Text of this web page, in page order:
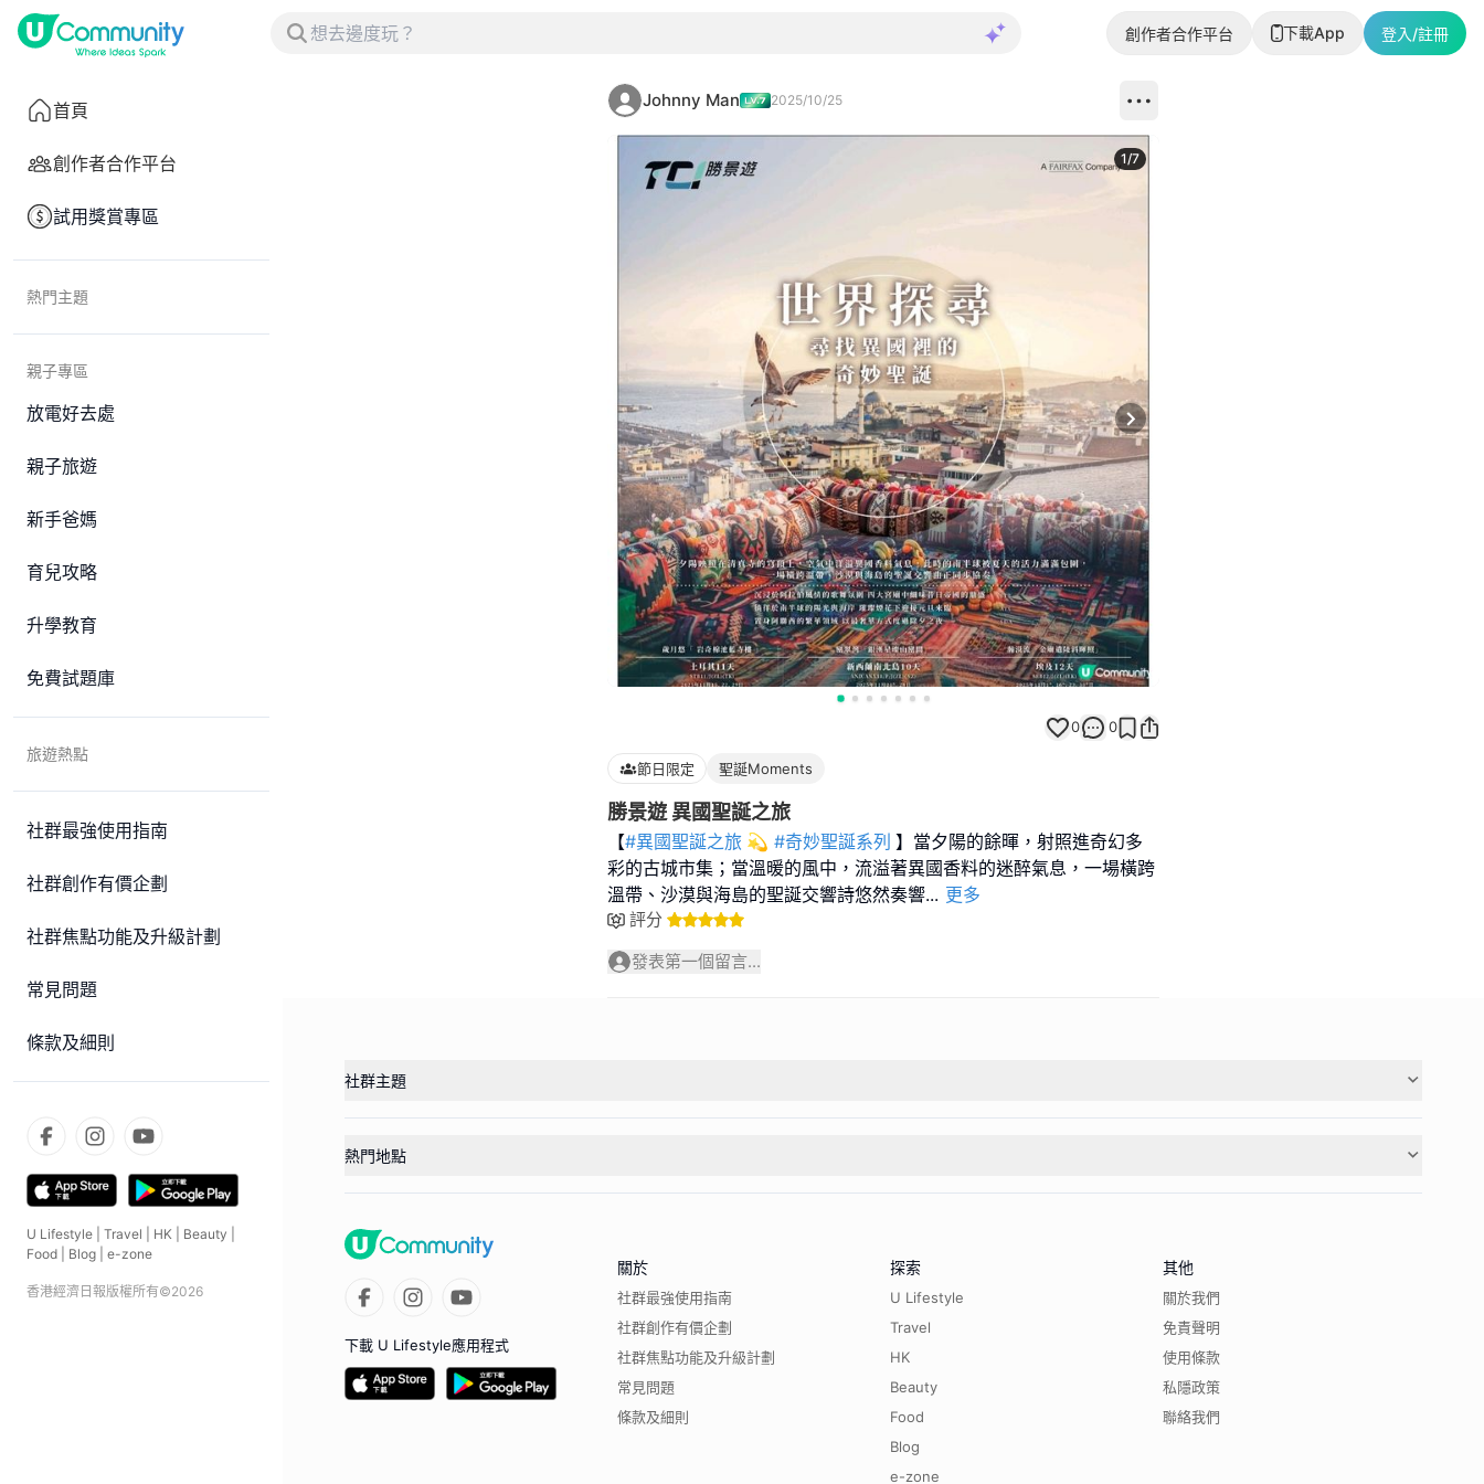
創作者合作平台 下載App 登入/註冊
首頁
創作者合作平台
試用獎賞專區
熱門主題
親子專區
放電好去處
親子旅遊
新手爸媽
育兒攻略
升學教育
免費試題庫
旅遊熱點
社群最強使用指南
社群創作有價企劃
社群焦點功能及升級計劃
常見問題
條款及細則
U Lifestyle Travel HK Beauty
Food
Blog e-zone
香港經濟日報版權所有©2026
Johnny Man 2025/10/25
Next slide
1/7
0 0
節日限定 聖誕Moments
勝景遊 異國聖誕之旅
【#異國聖誕之旅 💫 #奇妙聖誕系列 】當夕陽的餘暉，射照進奇幻多
彩的古城市集；當溫暖的風中，流溢著異國香料的迷醉氣息，一場橫跨
溫帶、沙漠與海島的聖誕交響詩悠然奏響... 更多
評分
發表第一個留言...
社群主題
熱門地點
下載 U Lifestyle應用程式
關於
社群最強使用指南
社群創作有價企劃
社群焦點功能及升級計劃
常見問題
條款及細則
探索
U Lifestyle
Travel
HK
Beauty
Food
Blog
e-zone
其他
關於我們
免責聲明
使用條款
私隱政策
聯絡我們